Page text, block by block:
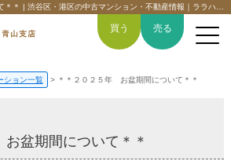
買う 売る
ション一覧 > ＊＊２０２５年 お盆期間について＊＊
盆期間について＊＊